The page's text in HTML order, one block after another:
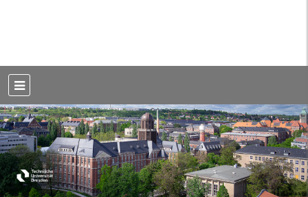
Dresden